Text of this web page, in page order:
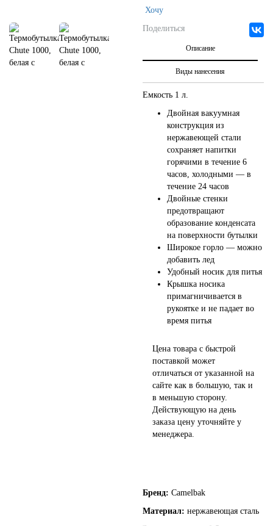
Хочу
Поделиться
Описание
Виды нанесения
Емкость 1 л.
Двойная вакуумная
конструкция из
нержавеющей стали
сохраняет напитки
горячими в течение 6
часов, холодными — в
течение 24 часов
Двойные стенки
предотвращают
образование конденсата
на поверхности бутылки
Широкое горло — можно
добавить лед
Удобный носик для питья
Крышка носика
примагничивается в
рукоятке и не падает во
время питья
Цена товара с быстрой
поставкой может
отличаться от указанной на
сайте как в большую, так и
в меньшую сторону.
Действующую на день
заказа цену уточняйте у
менеджера.
Бренд: Camelbak
Материал: нержавеющая сталь